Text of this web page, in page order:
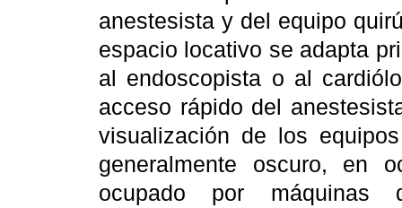
anestesista y del equipo
espacio locativo se adapta
al endoscopista o al
acceso rápido del
visualización de los
generalmente oscuro, en
ocupado por máquinas